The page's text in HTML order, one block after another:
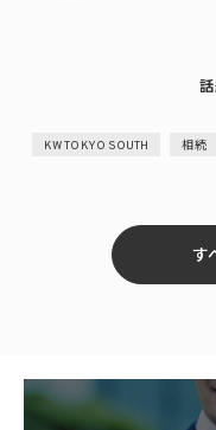
KW TOKYO SOUTH 相続
す